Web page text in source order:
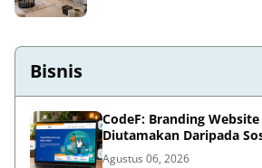
Bisnis
CodeF: Branding
Diutamakan Daripada
Agustus 06, 2026